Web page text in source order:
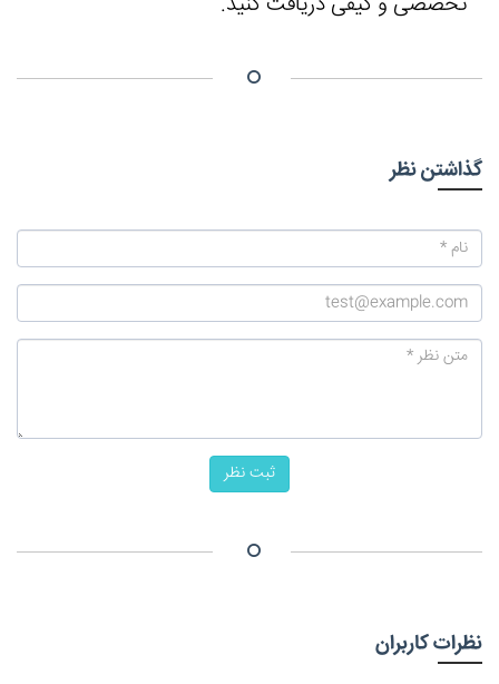
گذاشتن نظر
ثبت نظر
نظرات کاربران